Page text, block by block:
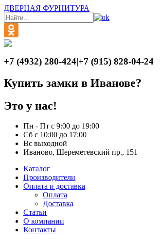
ДВЕРНАЯ ФУРНИТУРА
+7 (4932) 280-424|+7 (915) 828-04-24
Купить замки в Иванове?
Это у нас!
Пн - Пт с 9:00 до 19:00
Сб с 10:00 до 17:00
Вс выходной
Иваново, Шереметевский пр., 151
Каталог
Производители
Оплата и доставка
Оплата
Доставка
Статьи
О компании
Контакты